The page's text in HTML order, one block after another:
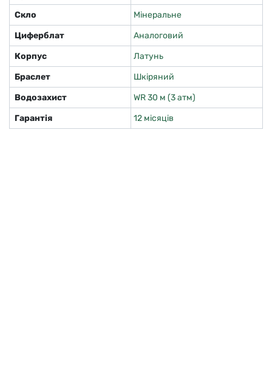
Скло
Мінеральне
Циферблат
Аналоговий
Корпус
Латунь
Браслет
Шкіряний
Водозахист
WR 30 м (3 атм)
Гарантія
12 місяців